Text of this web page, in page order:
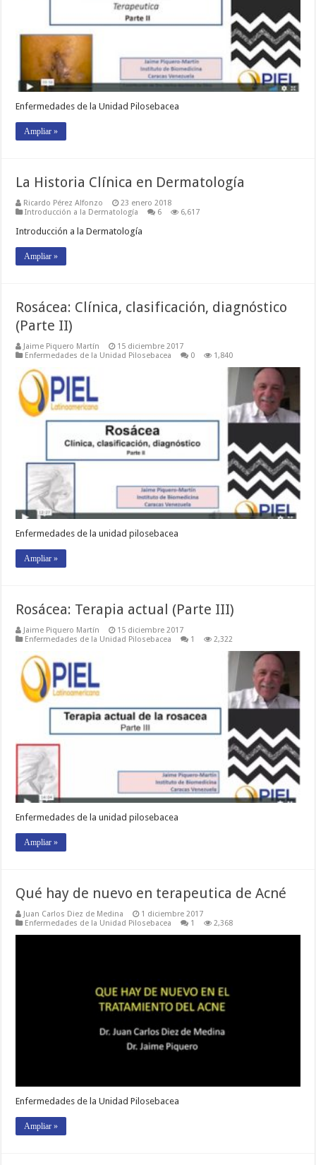
Enfermedades de la Unidad Pilosebacea
Ampliar »
La Historia Clínica en Dermatología
Ricardo Pérez Alfonzo
23 enero 2018
Introducción a la Dermatología
6 6,617
Introducción a la Dermatología
Ampliar »
Rosácea: Clínica, clasificación, diagnóstico
(Parte II)
Jaime Piquero Martín
15 diciembre 2017
Enfermedades de la Unidad Pilosebacea
0 1,840
Enfermedades de la unidad pilosebacea
Ampliar »
Rosácea: Terapia actual (Parte III)
Jaime Piquero Martín
15 diciembre 2017
Enfermedades de la Unidad Pilosebacea
1 2,322
Enfermedades de la unidad pilosebacea
Ampliar »
Qué hay de nuevo en terapeutica de Acné
Juan Carlos Diez de Medina
1 diciembre 2017
Enfermedades de la Unidad Pilosebacea
1 2,368
Enfermedades de la Unidad Pilosebacea
Ampliar »